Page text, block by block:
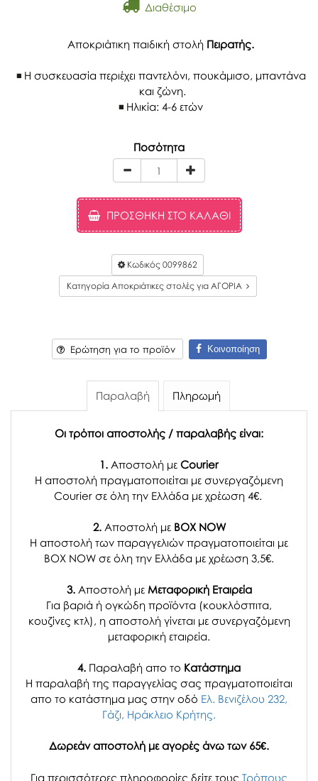
Διαθέσιμο
Αποκριάτικη παιδική στολή Πειρατής.
Η συσκευασία περιέχει παντελόνι, πουκάμισο, μπαντάνα
και ζώνη.
Ηλικία: 4-6 ετών
Ποσότητα
ΠΡΟΣΘΉΚΗ ΣΤΟ ΚΑΛΆΘΙ
Κωδικός 0099862
Κατηγορία Αποκριάτικες στολές για ΑΓΟΡΙΑ
Ερώτηση για το προϊόν Κοινοποίηση
Παραλαβή Πληρωμή
Οι τρόποι αποστολής / παραλαβής είναι:
1. Αποστολή με Courier
Η αποστολή πραγματοποιείται με συνεργαζόμενη
Courier σε όλη την Ελλάδα με χρέωση 4€.
2. Αποστολή μεBOX NOW
Η αποστολή των παραγγελιών πραγματοποιείται με
BOX NOW σε όλη την Ελλάδα με χρέωση 3,5€.
3. Αποστολή μεΜεταφορική Εταιρεία
Για βαριά ή ογκώδη προϊόντα (κουκλόσπιτα,
κουζίνες κτλ), η αποστολή γίνεται με συνεργαζόμενη
μεταφορική εταιρεία.
4. Παραλαβή απο το Κατάστημα
H παραλαβή της παραγγελίας σας πραγματοποιείται
απο το κατάστημα μας στην οδό Ελ. Βενιζέλου 232,
Γάζι, Ηράκλειο Κρήτης.
Δωρεάν αποστολή με αγορές άνω των 65€.
Για περισσότερες πληροφορίες δείτε τους Τρόπους